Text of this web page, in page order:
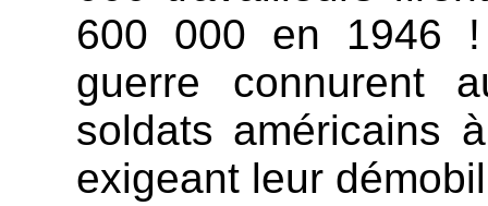
600 000 en 1946
guerre connurent
soldats américains
exigeant leur